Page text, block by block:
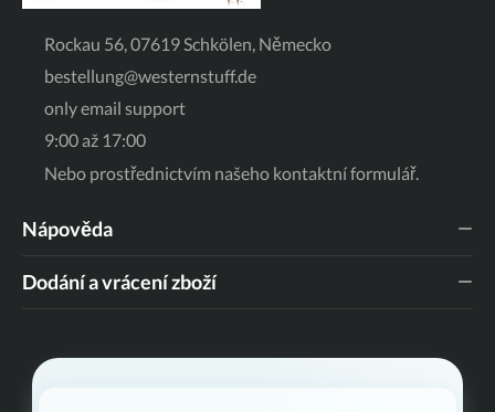
Rockau 56, 07619 Schkölen, Německo
bestellung@westernstuff.de
only email support
9:00 až 17:00
Nebo prostřednictvím našeho kontaktní formulář.
Nápověda
Dodání a vrácení zboží